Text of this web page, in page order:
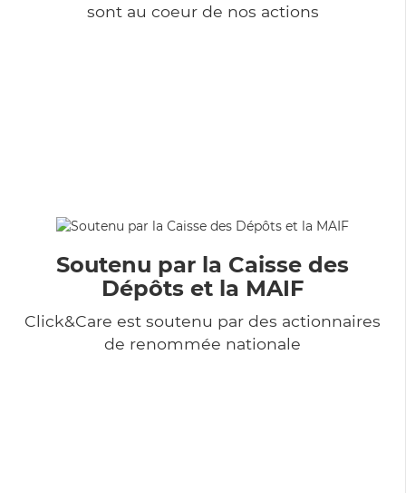
sont au coeur de nos actions
Soutenu par la Caisse des
Dépôts et la MAIF
Click&Care est soutenu par des actionnaires
de renommée nationale